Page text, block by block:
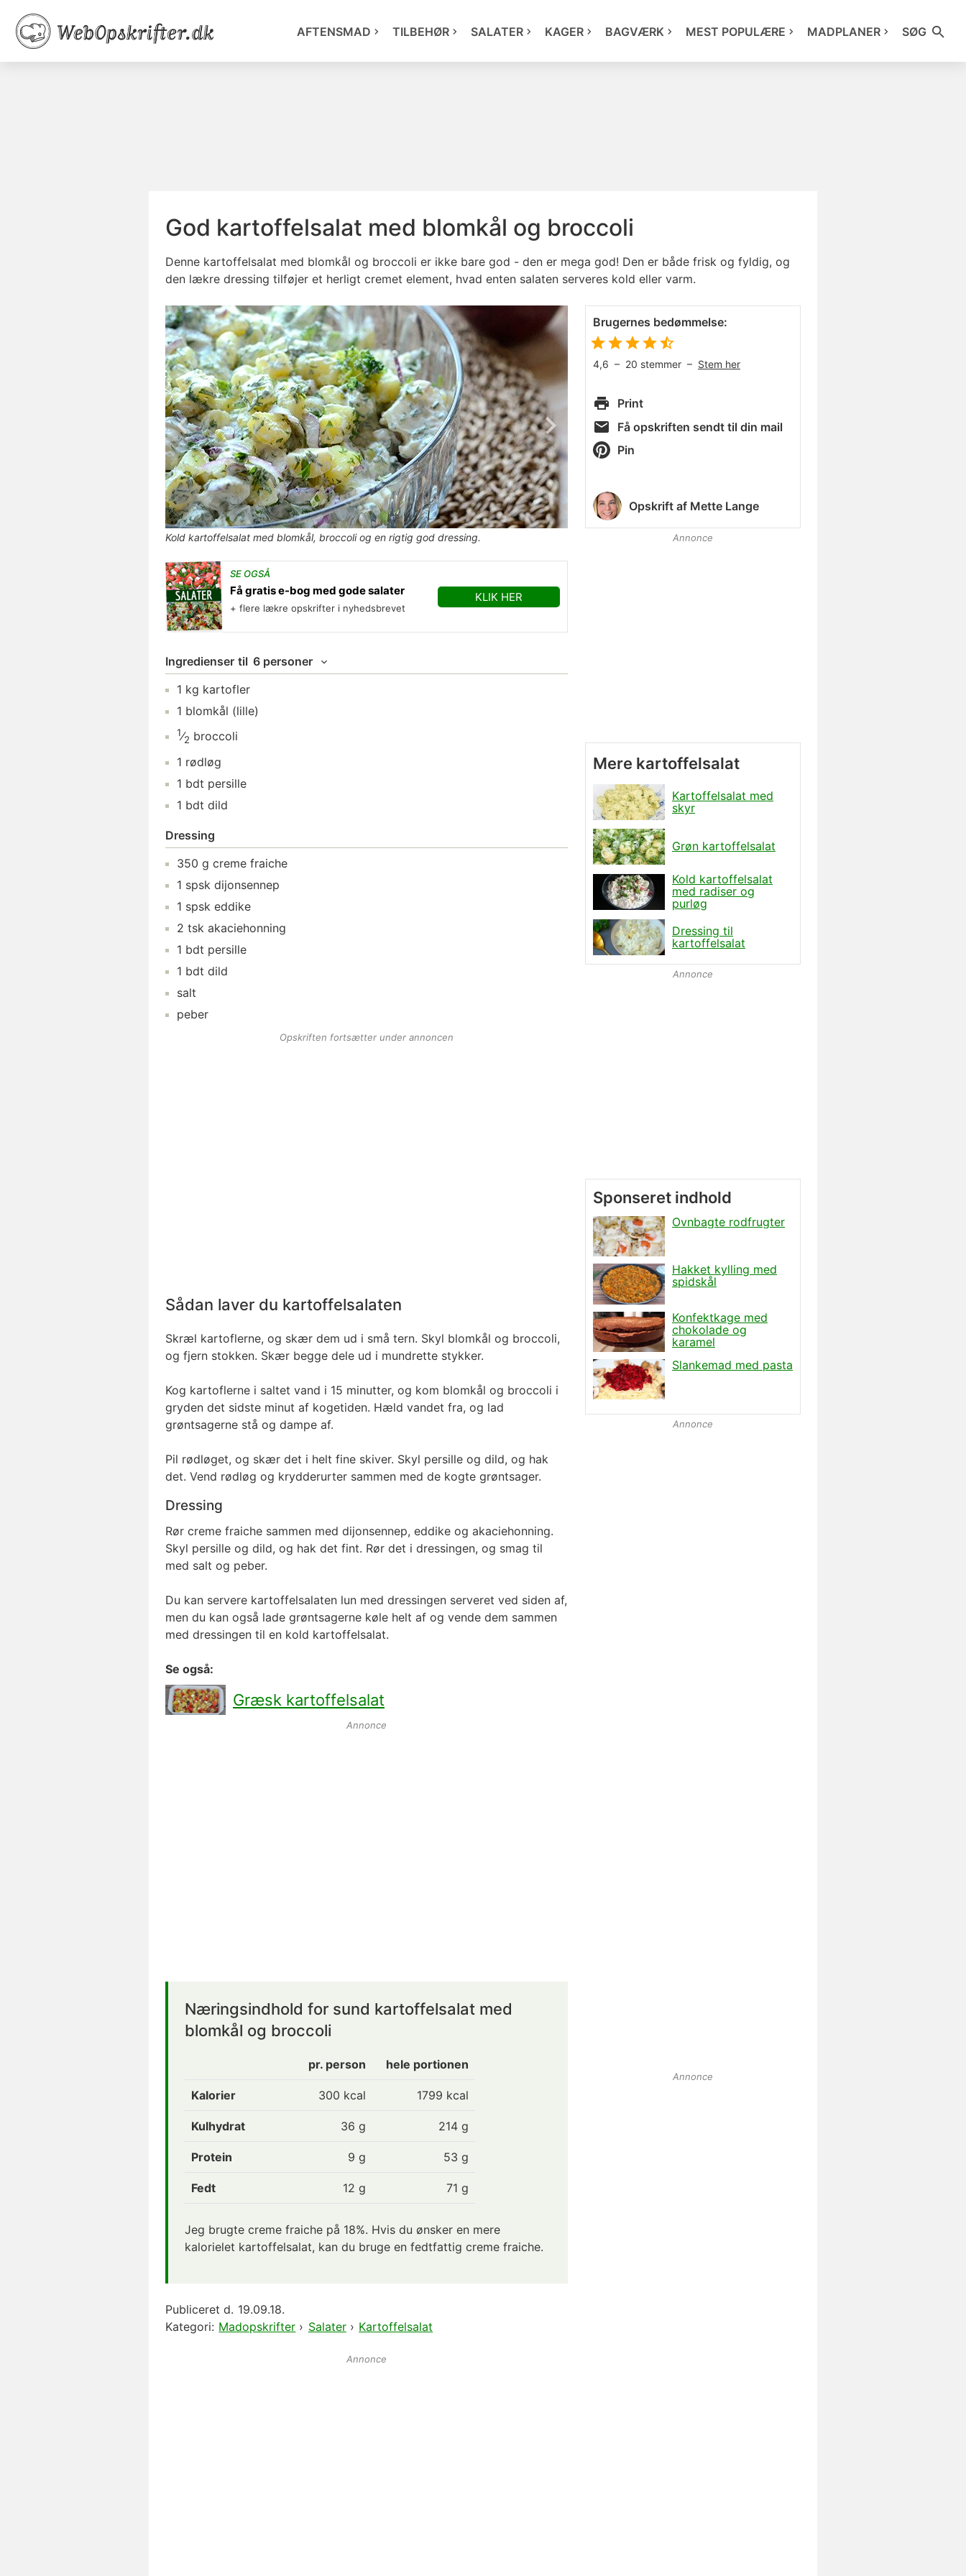
AFTENSMAD TILBEHØR SALATER KAGER BAGVÆRK MEST POPULÆRE MADPLANER SØG
God kartoffelsalat med blomkål og broccoli
Denne kartoffelsalat med blomkål og broccoli er ikke bare god - den er mega god! Den er både frisk og fyldig, og
den lækre dressing tilføjer et herligt cremet element, hvad enten salaten serveres kold eller varm.
Kold kartoffelsalat med blomkål, broccoli og en rigtig god dressing.
SE OGSÅ
Få gratis e-bog med gode salater
+ flere lækre opskrifter i nyhedsbrevet
KLIK HER
Ingredienser til 6 personer
1 kg kartofler
1 blomkål (lille)
1⁄2 broccoli
1 rødløg
1 bdt persille
1 bdt dild
Dressing
350 g creme fraiche
1 spsk dijonsennep
1 spsk eddike
2 tsk akaciehonning
1 bdt persille
1 bdt dild
salt
peber
Opskriften fortsætter under annoncen
Sådan laver du kartoffelsalaten
Skræl kartoflerne, og skær dem ud i små tern. Skyl blomkål og broccoli,
og fjern stokken. Skær begge dele ud i mundrette stykker.
Kog kartoflerne i saltet vand i 15 minutter, og kom blomkål og broccoli i
gryden det sidste minut af kogetiden. Hæld vandet fra, og lad
grøntsagerne stå og dampe af.
Pil rødløget, og skær det i helt fine skiver. Skyl persille og dild, og hak
det. Vend rødløg og krydderurter sammen med de kogte grøntsager.
Dressing
Rør creme fraiche sammen med dijonsennep, eddike og akaciehonning.
Skyl persille og dild, og hak det fint. Rør det i dressingen, og smag til
med salt og peber.
Du kan servere kartoffelsalaten lun med dressingen serveret ved siden af,
men du kan også lade grøntsagerne køle helt af og vende dem sammen
med dressingen til en kold kartoffelsalat.
Se også:
Græsk kartoffelsalat
Annonce
Næringsindhold for sund kartoffelsalat med
blomkål og broccoli
pr. person hele portionen
Kalorier 300 kcal 1799 kcal
Kulhydrat 36 g 214 g
Protein 9 g 53 g
Fedt 12 g 71 g
Jeg brugte creme fraiche på 18%. Hvis du ønsker en mere
kalorielet kartoffelsalat, kan du bruge en fedtfattig creme fraiche.
Publiceret d. 19.09.18.
Kategori: Madopskrifter › Salater› Kartoffelsalat
Annonce
Brugernes bedømmelse:
4,6 – 20 stemmer – Stem her
Print
Få opskriften sendt til din mail
Pin
Opskrift af Mette Lange
Annonce
Mere kartoffelsalat
Kartoffelsalat med
skyr
Grøn kartoffelsalat
Kold kartoffelsalat
med radiser og
purløg
Dressing til
kartoffelsalat
Annonce
Annonce
Annonce